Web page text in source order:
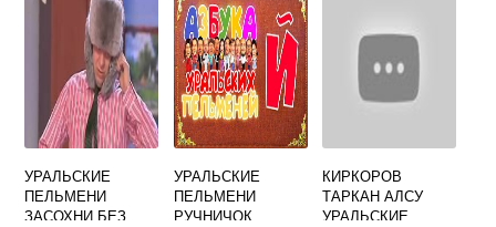
УРАЛЬСКИЕ
ПЕЛЬМЕНИ
ЗАСОХНИ БЕЗ
УРАЛЬСКИЕ
ПЕЛЬМЕНИ
РУЧНИЧОК
КИРКОРОВ
ТАРКАН АЛСУ
УРАЛЬСКИЕ